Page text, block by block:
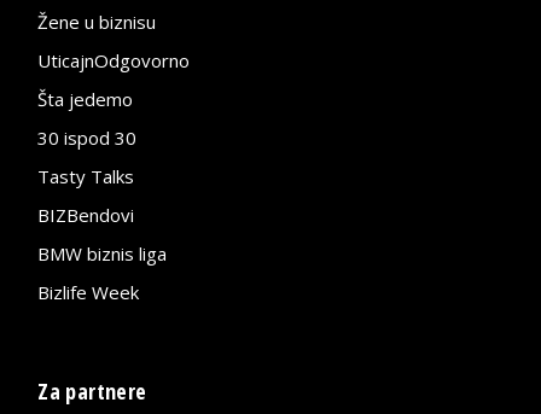
Žene u biznisu
UticajnOdgovorno
Šta jedemo
30 ispod 30
Tasty Talks
BIZBendovi
BMW biznis liga
Bizlife Week
Za partnere